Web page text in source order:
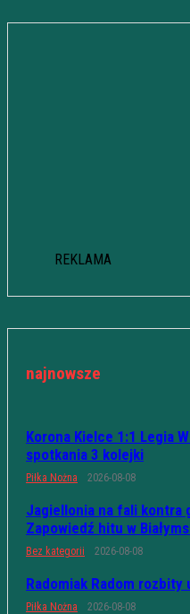
REKLAMA
najnowsze
Korona Kielce 1:1 Legia
spotkania 3 kolejki
Piłka Nożna 2026-08-08
Jagiellonia na fali kontra
Zapowiedź hitu w
Bez kategorii 2026-08-08
Radomiak Radom rozbity
Piłka Nożna 2026-08-08